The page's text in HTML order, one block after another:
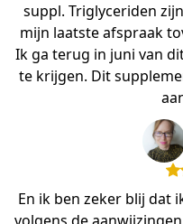
suppl. Triglyceriden
mijn laatste afspraak
Ik ga terug in juni van
te krijgen. Dit
En ik ben zeker blij dat